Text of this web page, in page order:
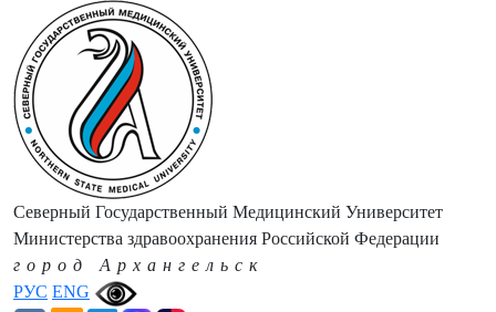
РУС ENG
Северный Государственный Медицинский Университет
Министерства здравоохранения Российской Федерации
город Архангельск